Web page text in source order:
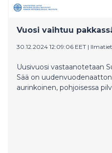
Vuosi vaihtuu
30.12.2024 12:09:06 EET |
Uusivuosi vastaanotetaan
Sää on
aurinkoinen, pohjoisessa